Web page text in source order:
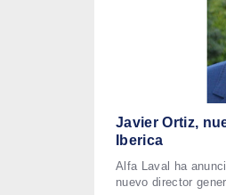
Javier Ortiz,
Iberica
Alfa Laval ha
nuevo director